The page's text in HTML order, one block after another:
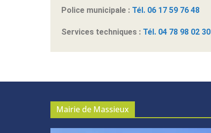
Police municipale : Tél. 06 17 59 76 48
Services techniques : Tél. 04 78 98 02 30
Mairie de Massieux